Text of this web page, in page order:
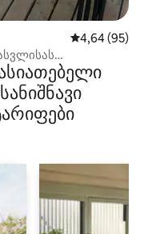
საშუალო
4,64 (95)